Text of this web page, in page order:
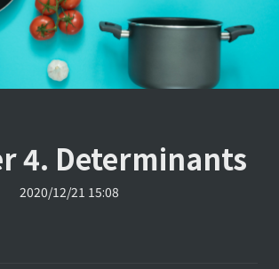
4. Determinants
2020/12/21 15:08